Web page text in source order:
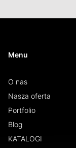
Menu
O nas
Nasza oferta
Portfolio
Blog
KATALOGI